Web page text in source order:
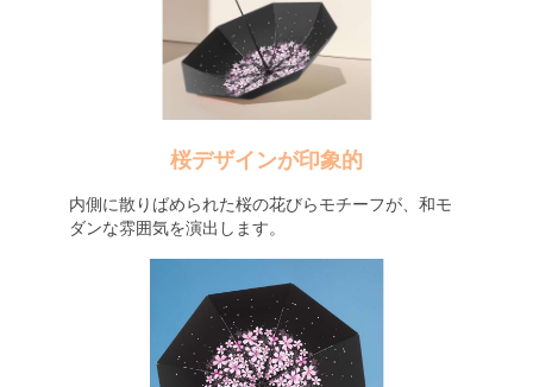
桜デザインが印象的
内側に散りばめられた桜の花びらモチーフが、和モ
ダンな雰囲気を演出します。